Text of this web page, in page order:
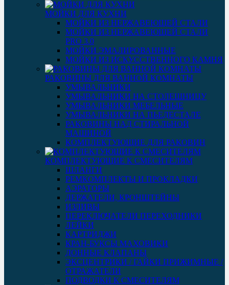
МОЙКИ ДЛЯ КУХНИ
МОЙКИ ИЗ НЕРЖАВЕЮЩЕЙ СТАЛИ
МОЙКИ ИЗ НЕРЖАВЕЮЩЕЙ СТАЛИ
PRO 3.0
МОЙКИ ЭМАЛИРОВАННЫЕ
МОЙКИ ИЗ ИСКУССТВЕННОГО КАМНЯ
РАКОВИНЫ ДЛЯ ВАННОЙ КОМНАТЫ
УМЫВАЛЬНИКИ
УМЫВАЛЬНИКИ НА СТОЛЕШНИЦУ
УМЫВАЛЬНИКИ МЕБЕЛЬНЫЕ
УМЫВАЛЬНИКИ НА ПЬЕДЕСТАЛЕ
РАКОВИНЫ НАД СТИРАЛЬНОЙ
МАШИНОЙ
КОМПЛЕКТУЮЩИЕ ДЛЯ РАКОВИН
КОМПЛЕКТУЮЩИЕ К СМЕСИТЕЛЯМ
ШЛАНГИ
РЕМКОМПЛЕКТЫ И ПРОКЛАДКИ
АЭРАТОРЫ
ДЕРЖАТЕЛИ, КРОНШТЕЙНЫ
ИЗЛИВЫ
ПЕРЕКЛЮЧАТЕЛИ ПЕРЕХОДНИКИ
ЛЕЙКИ
КАРТРИДЖИ
КРАН-БУКСЫ МАХОВИКИ
ДОННЫЕ КЛАПАНЫ
ЭКСЦЕНТРИКИ / ГАЙКИ ПРИЖИМНЫЕ /
ОТРАЖАТЕЛИ
ПОДВОДКИ К СМЕСИТЕЛЯМ